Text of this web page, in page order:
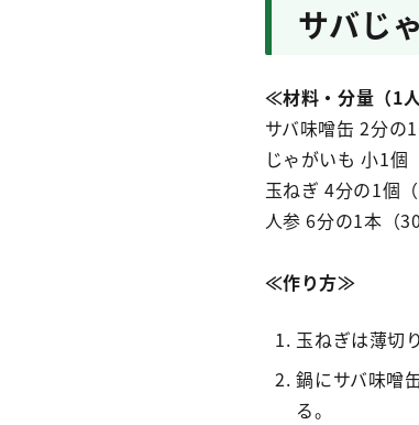
サバじ
≪材料・分量（1
サバ味噌缶 2分の
じゃがいも 小1個
玉ねぎ 4分の1個（
人参 6分の1本（30
≪作り方≫
玉ねぎは薄切
鍋にサバ味噌
る。